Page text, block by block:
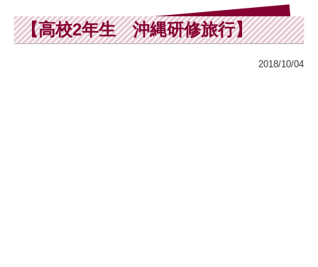
【高校2年生 沖縄研修旅行】
2018/10/04